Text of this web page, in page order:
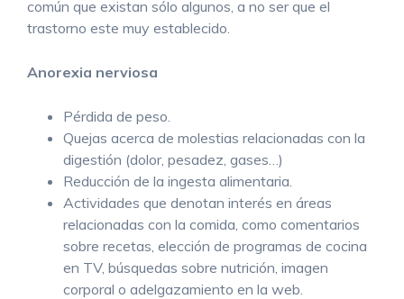
común que existan sólo algunos, a no ser que el
trastorno este muy establecido.
Anorexia nerviosa
Pérdida de peso.
Quejas acerca de molestias relacionadas con la
digestión (dolor, pesadez, gases…)
Reducción de la ingesta alimentaria.
Actividades que denotan interés en áreas
relacionadas con la comida, como comentarios
sobre recetas, elección de programas de cocina
en TV, búsquedas sobre nutrición, imagen
corporal o adelgazamiento en la web.